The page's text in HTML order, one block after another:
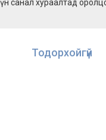
санал хураалтад
Тодорхойгүй